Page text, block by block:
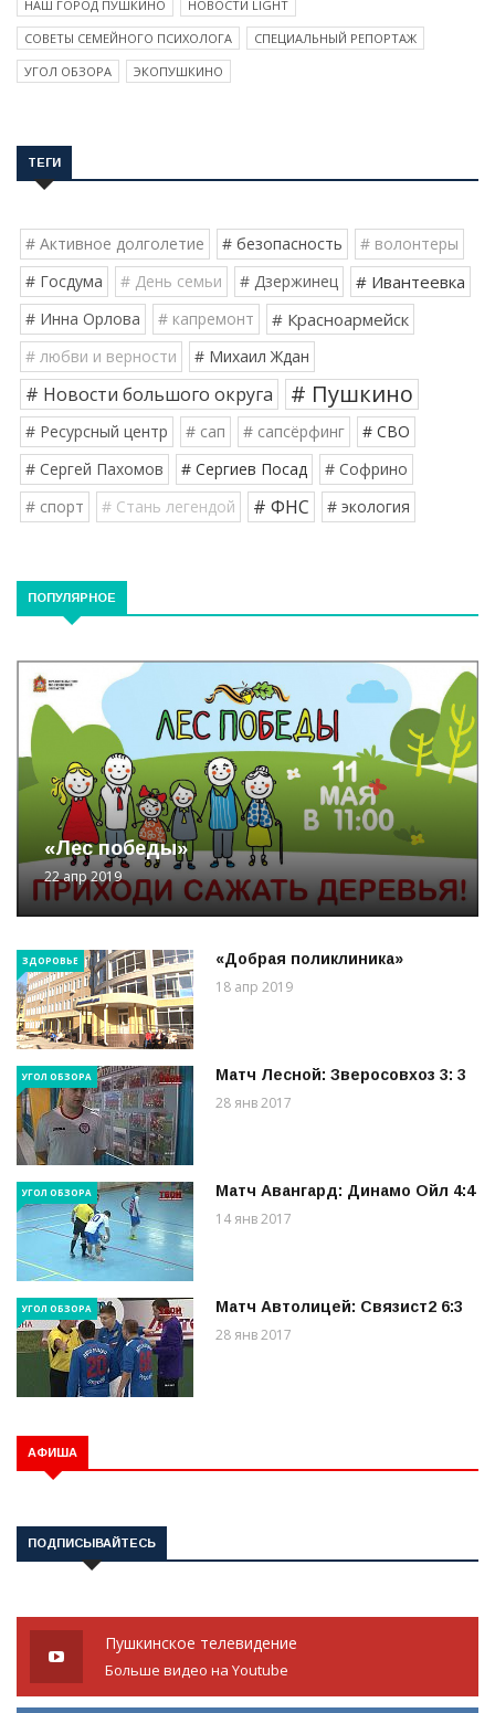
НАШ ГОРОД ПУШКИНО
НОВОСТИ LIGHT
СОВЕТЫ СЕМЕЙНОГО ПСИХОЛОГА
СПЕЦИАЛЬНЫЙ РЕПОРТАЖ
УГОЛ ОБЗОРА
ЭКОПУШКИНО
ТЕГИ
# Активное долголетие # безопасность
# волонтеры
# Госдума
# День семьи # Дзержинец # Ивантеевка
# Инна Орлова # капремонт # Красноармейск
# любви и верности # Михаил Ждан
# Новости большого округа # Пушкино
# Ресурсный центр # сап # сапсёрфинг
# СВО
# Сергей Пахомов
# Сергиев Посад
# Софрино
# спорт
# Стань легендой # ФНС # экология
ПОПУЛЯРНОЕ
«Лес победы»
22 апр 2019
ЗДОРОВЬЕ «Добрая поликлиника»
18 апр 2019
УГОЛ ОБЗОРА Матч Лесной: Зверосовхоз 3: 3
28 янв 2017
УГОЛ ОБЗОРА Матч Авангард: Динамо Ойл 4:4
14 янв 2017
УГОЛ ОБЗОРА Матч Автолицей: Связист2 6:3
28 янв 2017
АФИША
ПОДПИСЫВАЙТЕСЬ
Пушкинское телевидение
Больше видео на Youtube